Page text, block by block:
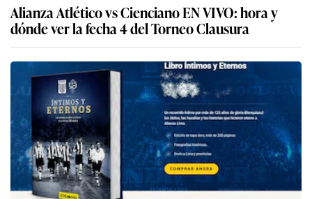
Alianza Atlético vs Cienciano EN VIVO: hora y
dónde ver la fecha 4 del Torneo Clausura